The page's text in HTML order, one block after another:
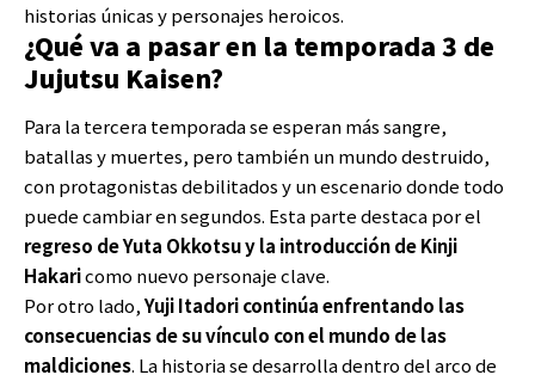
historias únicas y personajes heroicos.
¿Qué va a pasar en la temporada 3 de
Jujutsu Kaisen?
Para la tercera temporada se esperan más sangre,
batallas y muertes, pero también un mundo destruido,
con protagonistas debilitados y un escenario donde todo
puede cambiar en segundos. Esta parte destaca por el
regreso de Yuta Okkotsu y la introducción de Kinji
Hakaricomo nuevo personaje clave.
Por otro lado,Yuji Itadori continúa enfrentando las
consecuencias de su vínculo con el mundo de las
maldiciones. La historia se desarrolla dentro del arco de